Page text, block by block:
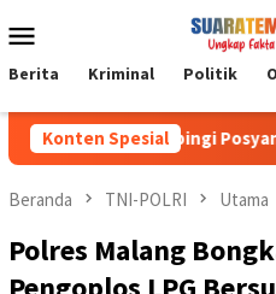
ke
kontenMobile
Berita Kriminal Politik
Konten Spesial
Dampingi Posyandu
Beranda TNI-POLRI Utama
Polres Malang